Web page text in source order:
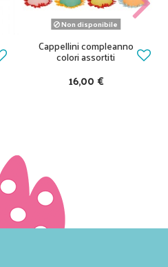
Non disponibile
Cappellini compleanno
colori assortiti
16,00 €